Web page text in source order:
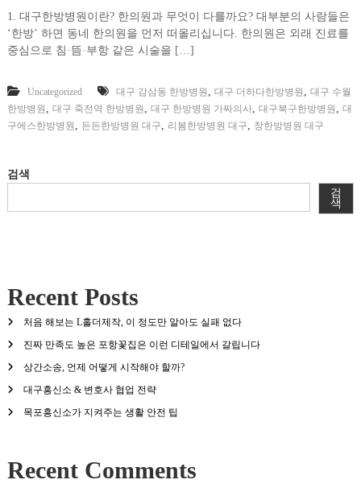
1. 대구한방병원이란? 한의원과 무엇이 다를까요? 대부분의 사람들은
‘한방’ 하면 동네 한의원을 먼저 떠올리십니다. 한의원은 외래 진료를
중심으로 침·뜸·부항 같은 시술을 […]
Uncategorized 대구 감삼동 한방병원 , 대구 더하다한방병원 , 대구 수월
한방병원 , 대구 죽전역 한방병원 , 대구 한방병원 가짜의사, 대구북구한방병원 , 대
구에스한방병원 , 든든한방병원 대구, 리봄한방병원 대구, 창한방병원 대구
검색
검
색
Recent Posts
처음 해보는 L홀더제작, 이 정도만 알아도 실패 없다
진짜 만족도 높은 포항꽃집은 이런 디테일에서 갈립니다
상간소송, 언제 어떻게 시작해야 할까?
대구흥신소 & 변호사 협업 전략
목포흥신소가 지켜주는 생활 안전 팁
Recent Comments